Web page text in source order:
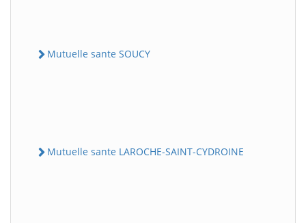
Mutuelle sante SOUCY
Mutuelle sante LAROCHE-SAINT-CYDROINE